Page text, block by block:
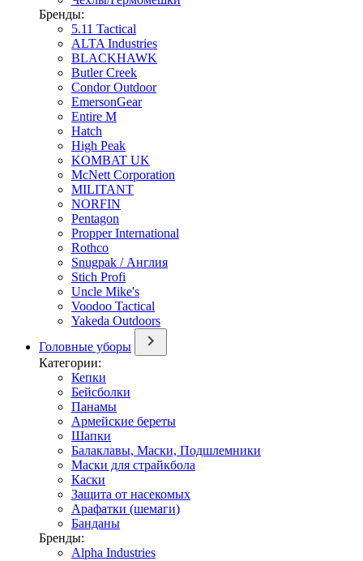
Бренды:
5.11 Tactical
ALTA Industries
BLACKHAWK
Butler Creek
Condor Outdoor
EmersonGear
Entire M
Hatch
High Peak
KOMBAT UK
McNett Corporation
MILITANT
NORFIN
Pentagon
Propper International
Rothco
Snugpak / Англия
Stich Profi
Uncle Mike's
Voodoo Tactical
Yakeda Outdoors
Головные уборы
Категории:
Кепки
Бейсболки
Панамы
Армейские береты
Шапки
Балаклавы, Маски, Подшлемники
Маски для страйкбола
Каски
Защита от насекомых
Арафатки (шемаги)
Банданы
Бренды:
Alpha Industries